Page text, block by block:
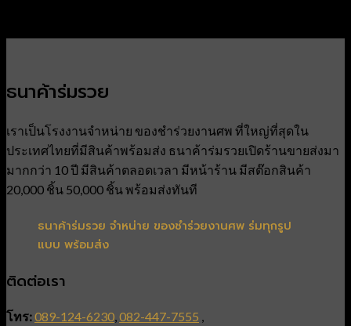
ธนาค้าร่มรวย
เราเป็นโรงงานจำหน่าย ของชำร่วยงานศพ ที่ใหญ่ที่สุดใน
ประเทศไทยที่มีสินค้าพร้อมส่ง ธนาค้าร่มรวยเปิดร้านขายส่งมา
มากกว่า 10 ปี มีสินค้าตลอดเวลา มีหน้าร้าน มีสต๊อกสินค้า
20,000 ชิ้น 50,000 ชิ้น พร้อมส่งทันที
ธนาค้าร่มรวย จำหน่าย ของชำร่วยงานศพ ร่มทุกรูป
แบบ พร้อมส่ง
ติดต่อเรา
โทร:089-124-6230,082-447-7555 ,